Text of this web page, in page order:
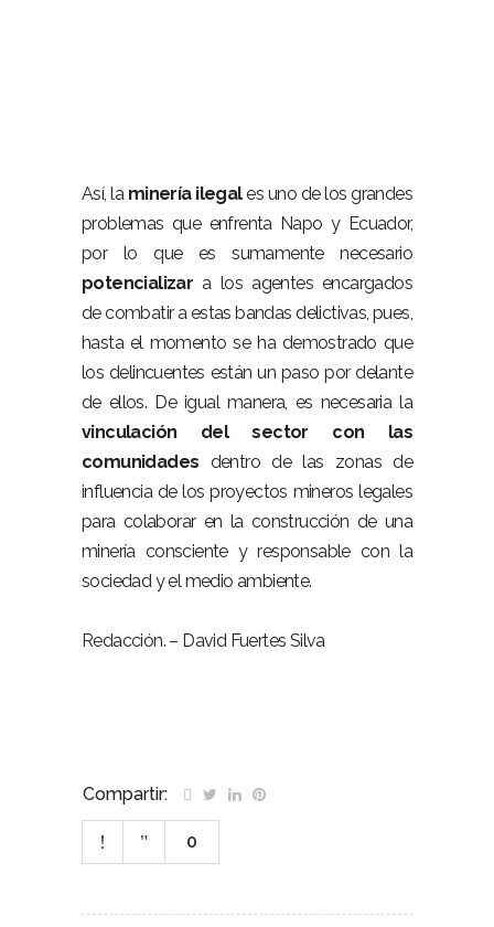
Así, la minería ilegales uno de los grandes
problemas que enfrenta Napo y Ecuador,
por lo que es sumamente necesario
potencializar a los agentes encargados
de combatir a estas bandas delictivas, pues,
hasta el momento se ha demostrado que
los delincuentes están un paso por delante
de ellos. De igual manera, es necesaria la
vinculación del sector con las
comunidades dentro de las zonas de
influencia de los proyectos mineros legales
para colaborar en la construcción de una
minería consciente y responsable con la
sociedad y el medio ambiente.
Redacción. – David Fuertes Silva
Compartir:
0